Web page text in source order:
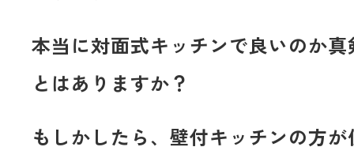
本当に対面式キッチンで良いのか
とはありますか？
もしかしたら、壁付キッチンの方